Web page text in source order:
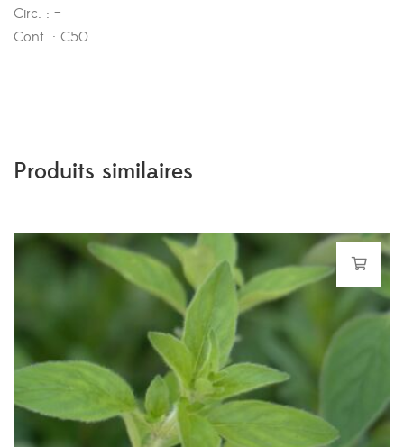
Circ. : –
Cont. : C50
Produits similaires